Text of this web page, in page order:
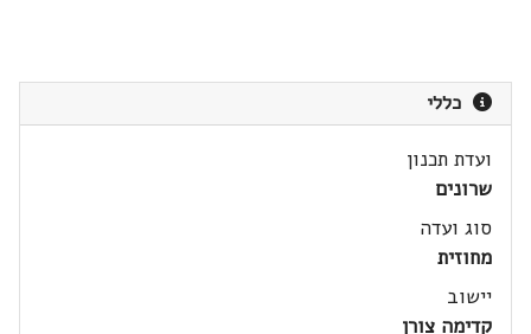
כללי
ועדת תכנון
שרונים
סוג ועדה
מחוזית
יישוב
קדימה צורן